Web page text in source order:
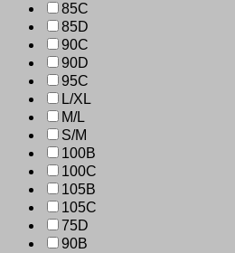
85C
85D
90C
90D
95C
L/XL
M/L
S/M
100B
100C
105B
105C
75D
90B